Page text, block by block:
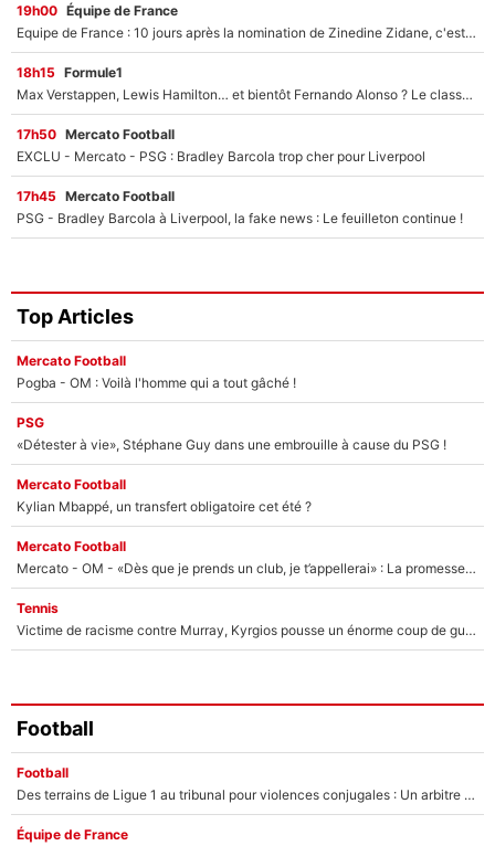
19h00 Équipe de France
Equipe de France : 10 jours après la nomination de Zinedine Zidane, c'est au tour de son fils de prendre un nouveau départ !
18h15 Formule1
Max Verstappen, Lewis Hamilton… et bientôt Fernando Alonso ? Le classement des pilotes les mieux payés en Formule 1 risque de changer !
17h50 Mercato Football
EXCLU - Mercato - PSG : Bradley Barcola trop cher pour Liverpool
17h45 Mercato Football
PSG - Bradley Barcola à Liverpool, la fake news : Le feuilleton continue !
Top Articles
Mercato Football
Pogba - OM : Voilà l'homme qui a tout gâché !
PSG
«Détester à vie», Stéphane Guy dans une embrouille à cause du PSG !
Mercato Football
Kylian Mbappé, un transfert obligatoire cet été ?
Mercato Football
Mercato - OM - «Dès que je prends un club, je t’appellerai» : La promesse de Marcelino au moment de claquer la porte
Tennis
Victime de racisme contre Murray, Kyrgios pousse un énorme coup de gueule !
Football
Football
Des terrains de Ligue 1 au tribunal pour violences conjugales : Un arbitre français encourt une peine de 18 mois de prison !
Équipe de France